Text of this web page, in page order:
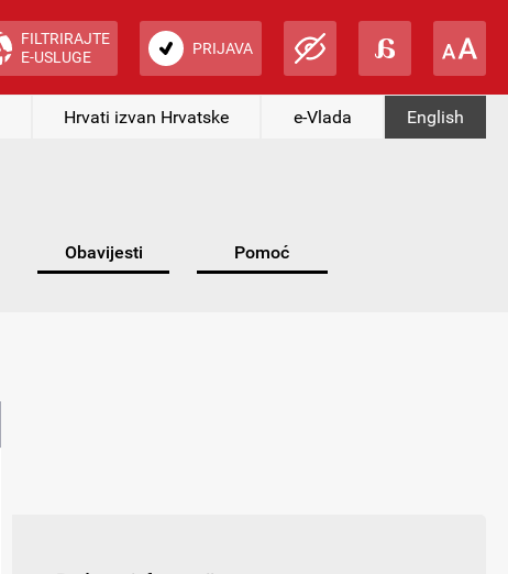
FILTRIRAJTE
E-USLUGE
PRIJAVA
Hrvati izvan Hrvatske e-Vlada English
Obavijesti Pomoć